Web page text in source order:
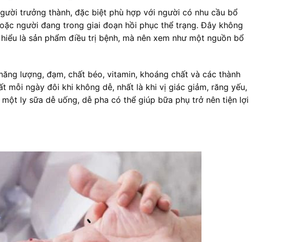
trưởng thành, đặc biệt phù hợp với người có nhu cầu bổ
người đang trong giai đoạn hồi phục thể trạng. Đây không
là sản phẩm điều trị bệnh, mà nên xem như một nguồn bổ
lượng, đạm, chất béo, vitamin, khoáng chất và các thành
mỗi ngày đôi khi không dễ, nhất là khi vị giác giảm, răng yếu,
ly sữa dễ uống, dễ pha có thể giúp bữa phụ trở nên tiện lợi